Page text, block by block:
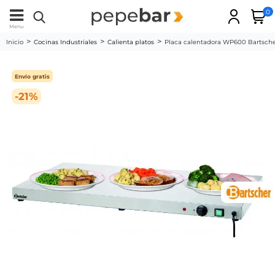
Menu
0
Inicio Cocinas Industriales Calienta platos Placa calentadora WP600
-21%
Envío gratis